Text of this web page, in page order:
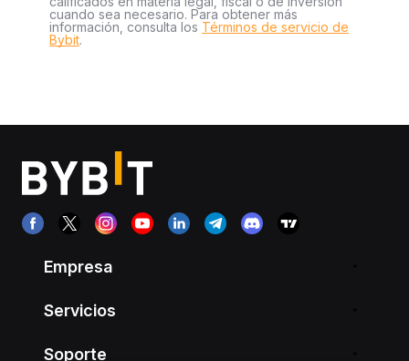
cuando sea necesario. Para obtener más
información, consulta los Términos de servicio de
Bybit.
Empresa
Servicios
Soporte